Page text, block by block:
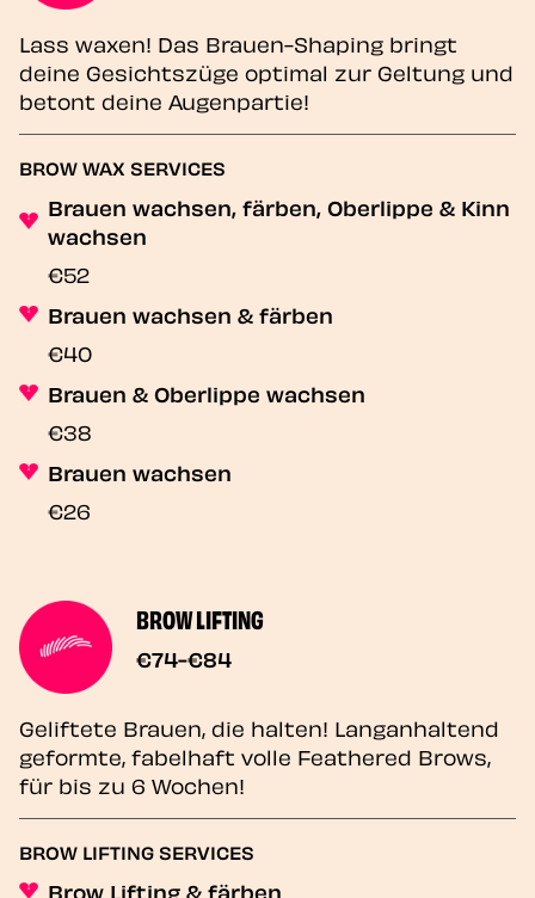
Lass waxen! Das Brauen-Shaping bringt
deine Gesichtszüge optimal zur Geltung und
betont deine Augenpartie!
BROW WAX SERVICES
Brauen wachsen, färben, Oberlippe & Kinn
wachsen
€52
Brauen wachsen & färben
€40
Brauen & Oberlippe wachsen
€38
Brauen wachsen
€26
BROW LIFTING
€74-€84
Geliftete Brauen, die halten! Langanhaltend
geformte, fabelhaft volle Feathered Brows,
für bis zu 6 Wochen!
BROW LIFTING SERVICES
Brow Lifting & färben